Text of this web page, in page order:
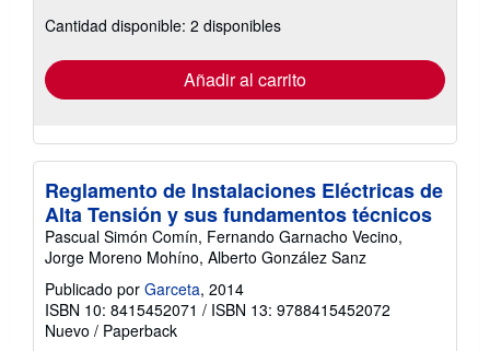
las
tarifas
envío
Cantidad disponible: 2 disponibles
Añadir al carrito
Reglamento de Instalaciones Eléctricas de
Alta Tensión y sus fundamentos técnicos
Pascual Simón Comín, Fernando Garnacho Vecino,
Jorge Moreno Mohíno, Alberto González Sanz
Publicado por Garceta, 2014
ISBN 10: 8415452071 / ISBN 13: 9788415452072
Nuevo / Paperback